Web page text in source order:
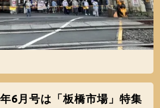
6月号は「板橋市場」特集